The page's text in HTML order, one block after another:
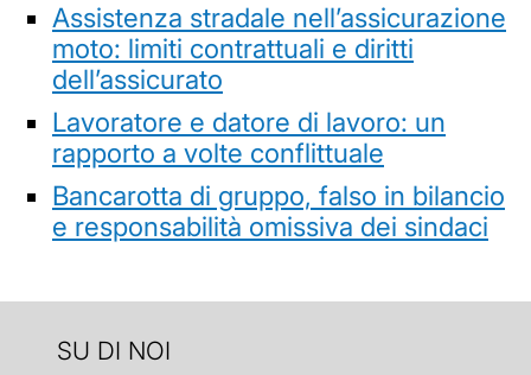
Assistenza stradale nell’assicurazione
moto: limiti contrattuali e diritti
dell’assicurato
Lavoratore e datore di lavoro: un
rapporto a volte conflittuale
Bancarotta di gruppo, falso in bilancio
e responsabilità omissiva dei sindaci
SU DI NOI